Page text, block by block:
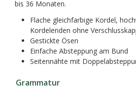
bis 36 Monaten.
Flache gleichfarbige Kordel,
Kordelenden ohne
Gestickte Ösen
Einfache Absteppung am Bund
Seitennähte mit
Grammatur